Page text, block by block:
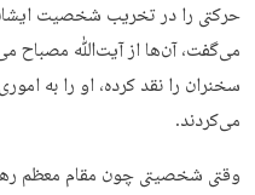
حرکتی را در تخریب شخصیت
می‌گفت، آن‌ها از آیت‌ﷲ مصباح
سخنران را نقد کرده، او را به
می‌کردند.
وقتی شخصیتی چون مقام معظم